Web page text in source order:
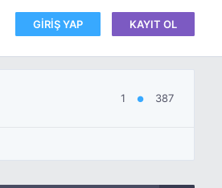
GIRIŞ YAP KAYIT OL
1 ● 387